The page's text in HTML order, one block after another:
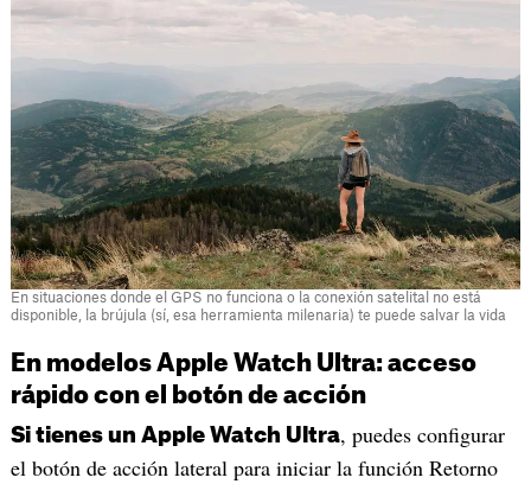
En situaciones donde el GPS no funciona o la conexión satelital no está
disponible, la brújula (sí, esa herramienta milenaria) te puede salvar la vida
En modelos Apple Watch Ultra: acceso
rápido con el botón de acción
Si tienes un Apple Watch Ultra, puedes configurar
el botón de acción lateral para iniciar la función Retorno